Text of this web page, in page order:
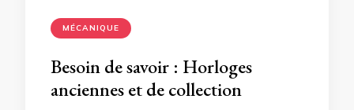
MÉCANIQUE
Besoin de savoir : Horloges
anciennes et de collection